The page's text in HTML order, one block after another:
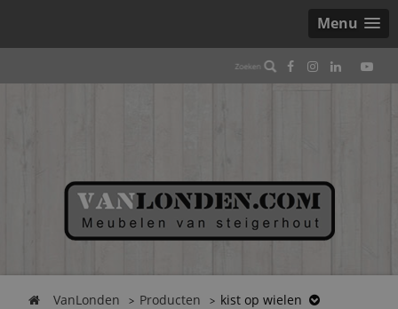
Menu
VanLonden Producten kist op wielen